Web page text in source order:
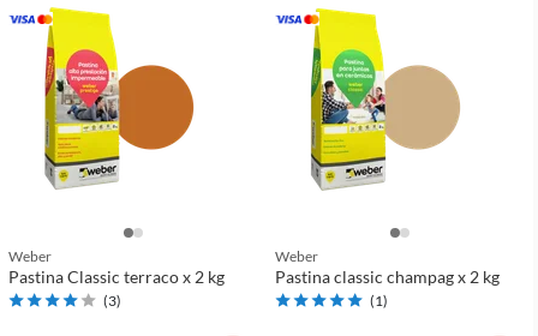
Weber
Pastina Classic terraco x 2 kg
(3)
Weber
Pastina classic champag x 2 kg
(1)